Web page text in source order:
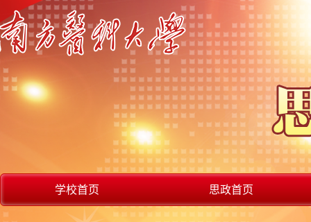
学校首页 思政首页